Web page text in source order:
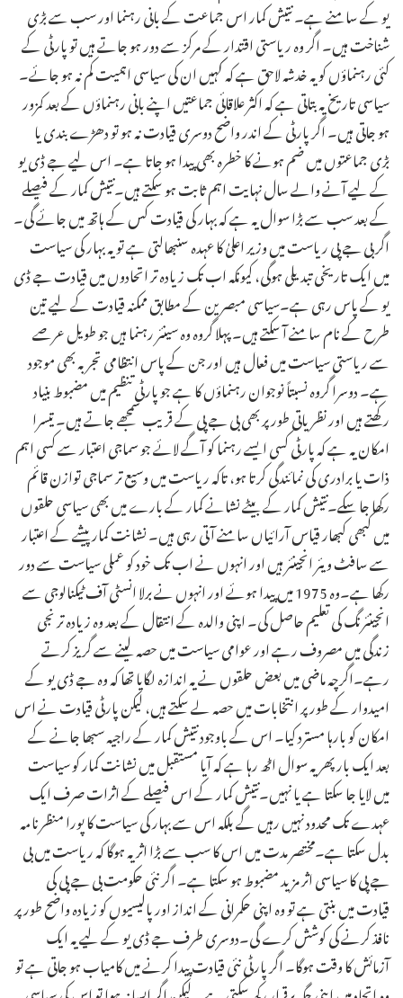
یو کے سامنے ہے۔ نتیش کمار اس جماعت کے بانی رہنما اور سب سے بڑی
شناخت ہیں۔ اگر وہ ریاستی اقتدار کے مرکز سے دور ہو جاتے ہیں تو پارٹی کے
کئی رہنماؤں کو یہ خدشہ لاحق ہے کہ کہیں ان کی سیاسی اہمیت کم نہ ہو جائے۔
سیاسی تاریخ یہ بتاتی ہے کہ اکثر علاقائی جماعتیں اپنے بانی رہنماؤں کے بعد کمزور
ہو جاتی ہیں۔ اگر پارٹی کے اندر واضح دوسری قیادت نہ ہو تو دھڑے بندی یا
بڑی جماعتوں میں ضم ہونے کا خطرہ بھی پیدا ہو جاتا ہے۔ اس لیے جے ڈی یو
کے لیے آنے والے سال نہایت اہم ثابت ہو سکتے ہیں۔نتیش کمار کے فیصلے
کے بعد سب سے بڑا سوال یہ ہے کہ بہار کی قیادت کس کے ہاتھ میں جائے گی۔
اگر بی جے پی ریاست میں وزیر اعلیٰ کا عہدہ سنبھالتی ہے تو یہ بہار کی سیاست
میں ایک تاریخی تبدیلی ہوگی، کیونکہ اب تک زیادہ تر اتحادوں میں قیادت جے ڈی
یو کے پاس رہی ہے۔سیاسی مبصرین کے مطابق ممکنہ قیادت کے لیے تین
طرح کے نام سامنے آ سکتے ہیں۔ پہلا گروہ وہ سینئر رہنما ہیں جو طویل عرصے
سے ریاستی سیاست میں فعال ہیں اور جن کے پاس انتظامی تجربہ بھی موجود
ہے۔ دوسرا گروہ نسبتاً نوجوان رہنماؤں کا ہے جو پارٹی تنظیم میں مضبوط بنیاد
رکھتے ہیں اور نظریاتی طور پر بھی بی جے پی کے قریب سمجھے جاتے ہیں۔ تیسرا
امکان یہ ہے کہ پارٹی کسی ایسے رہنما کو آگے لائے جو سماجی اعتبار سے کسی اہم
ذات یا برادری کی نمائندگی کرتا ہو، تاکہ ریاست میں وسیع تر سماجی توازن قائم
رکھا جا سکے۔نتیش کمار کے بیٹے نشانے کمار کے بارے میں بھی سیاسی حلقوں
میں کبھی کبھار قیاس آرائیاں سامنے آتی رہی ہیں۔ نشانت کمار پیشے کے اعتبار
سے سافٹ ویئر انجینئر ہیں اور انہوں نے اب تک خود کو عملی سیاست سے دور
رکھا ہے۔وہ 1975 میں پیدا ہوئے اور انہوں نے برلا انسٹی آف ٹیکنالوجی سے
انجینئرنگ کی تعلیم حاصل کی۔ اپنی والدہ کے انتقال کے بعد وہ زیادہ تر نجی
زندگی میں مصروف رہے اور عوامی سیاست میں حصہ لینے سے گریز کرتے
رہے۔اگرچہ ماضی میں بعض حلقوں نے یہ اندازہ لگایا تھا کہ وہ جے ڈی یو کے
امیدوار کے طور پر انتخابات میں حصہ لے سکتے ہیں، لیکن پارٹی قیادت نے اس
امکان کو بارہا مسترد کیا۔ اس کے باوجود نتیش کمار کے راجیہ سبھا جانے کے
بعد ایک بار پھر یہ سوال اٹھ رہا ہے کہ آیا مستقبل میں نشانت کمار کو سیاست
میں لایا جا سکتا ہے یا نہیں۔نتیش کمار کے اس فیصلے کے اثرات صرف ایک
عہدے تک محدود نہیں رہیں گے بلکہ اس سے بہار کی سیاست کا پورا منظرنامہ
بدل سکتا ہے۔مختصر مدت میں اس کا سب سے بڑا اثر یہ ہوگا کہ ریاست میں بی
جے پی کا سیاسی اثر مزید مضبوط ہو سکتا ہے۔ اگر نئی حکومت بی جے پی کی
قیادت میں بنتی ہے تو وہ اپنی حکمرانی کے انداز اور پالیسیوں کو زیادہ واضح طور پر
نافذ کرنے کی کوشش کرے گی۔دوسری طرف جے ڈی یو کے لیے یہ ایک
آزمائش کا وقت ہوگا۔ اگر پارٹی نئی قیادت پیدا کرنے میں کامیاب ہو جاتی ہے تو